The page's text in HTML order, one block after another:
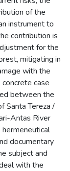
of the
instrument to
contribution is
for the
mitigating in
with the
case
between the
Santa Tereza /
Antas River
documentary
subject and
with the